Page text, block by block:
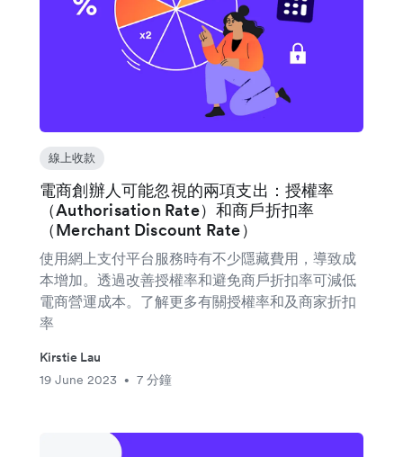
線上收款
電商創辦人可能忽視的兩項支出：授權率
（Authorisation Rate）和商戶折扣率
（Merchant Discount Rate）
使用網上支付平台服務時有不少隱藏費用，導致成
本增加。透過改善授權率和避免商戶折扣率可減低
電商營運成本。了解更多有關授權率和及商家折扣
率
Kirstie Lau
19 June 2023
• 7 分鐘